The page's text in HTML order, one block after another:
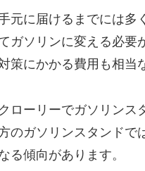
元に届けるまでには多
ガソリンに変える必要
にかかる費用も相当
ローリーでガソリンス
のガソリンスタンド
る傾向があります。